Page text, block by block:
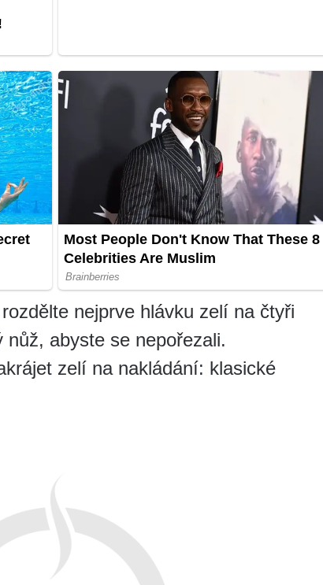
nejprve hlávku zelí na čtyři
abyste se nepořezali.
zelí na nakládání: klasické